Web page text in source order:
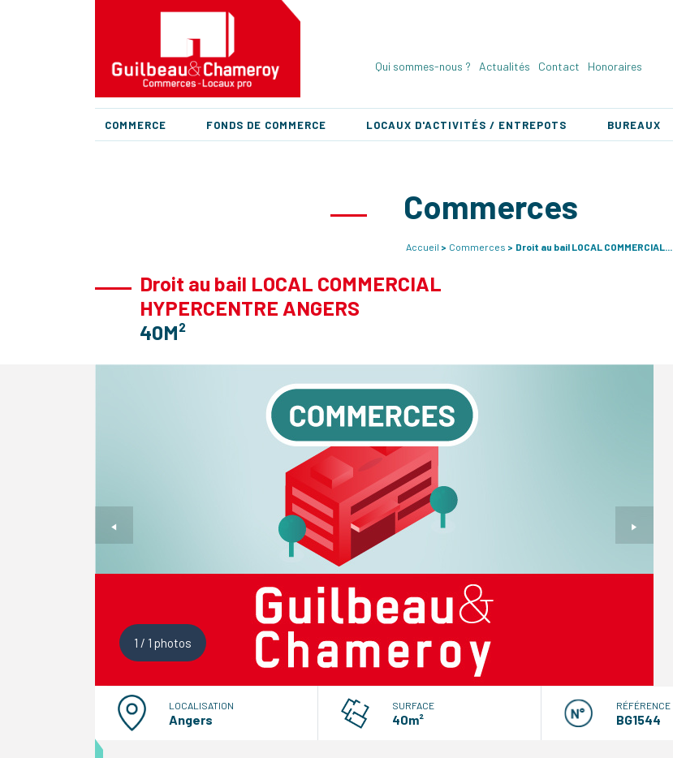
Qui sommes-nous ? Actualités Contact Honoraires
COMMERCE FONDS DE COMMERCE LOCAUX D'ACTIVITÉS / ENTREPOTS BUREAUX
Commerces
Accueil Commerces Droit au bail LOCAL COMMERCIAL...
Droit au bail LOCAL COMMERCIAL
HYPERCENTRE ANGERS
40M²
1 / 1 photos
LOCALISATION
Angers
SURFACE
40m²
RÉFÉRENCE
BG1544